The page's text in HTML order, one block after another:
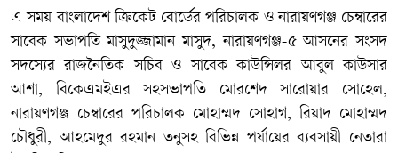
এ সময় বাংলাদেশ ক্রিকেট বোর্ডের পরিচালক ও নারায়ণগঞ্জ চেম্বারের
সাবেক সভাপতি মাসুদুজ্জামান মাসুদ, নারায়ণগঞ্জ-৫ আসনের সংসদ
সদস্যের রাজনৈতিক সচিব ও সাবেক কাউন্সিলর আবুল কাউসার
আশা, বিকেএমইএর সহসভাপতি মোরশেদ সারোয়ার সোহেল,
নারায়ণগঞ্জ চেম্বারের পরিচালক মোহাম্মদ সোহাগ, রিয়াদ মোহাম্মদ
চৌধুরী, আহমেদুর রহমান তনুসহ বিভিন্ন পর্যায়ের ব্যবসায়ী নেতারা